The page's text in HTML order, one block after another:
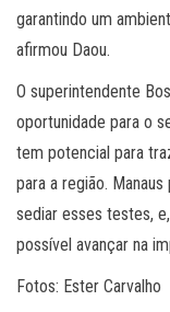
garantindo um
afirmou Daou.
O superintendente
oportunidade para o
tem potencial para
para a região.
sediar esses testes,
possível avançar na
Fotos: Ester Carvalho